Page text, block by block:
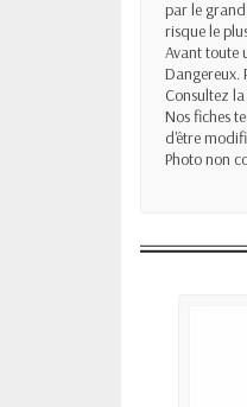
par le
risque le
Avant toute
Dangereux.
Consultez
Nos fiches
d'être
Photo non